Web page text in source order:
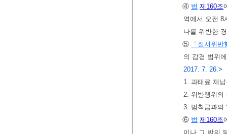
④ 법 제160조
역에서 오전
나를 위반한
⑤
「질서위
의 감경 범위
2017. 7. 26.>
1. 과태료 체
2. 위반행위의
3. 범칙금과의
⑥ 법 제160조
이나 그 밖의